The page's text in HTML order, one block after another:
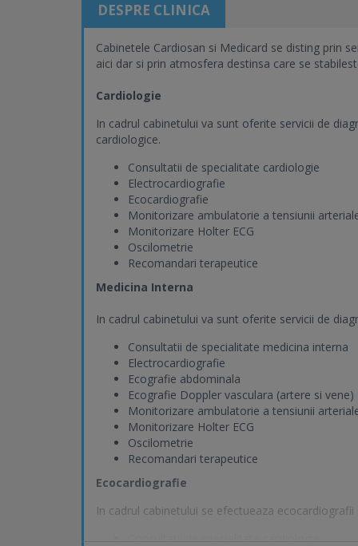
DESPRE CLINICA
Cabinetele Cardiosan si Medicard se disting prin
aici dar si prin atmosfera destinsa care se
Cardiologie
In cadrul cabinetului va sunt oferite servicii de
cardiologice.
Consultatii de specialitate cardiologie
Electrocardiografie
Ecocardiografie
Monitorizare ambulatorie a tensiunii
Monitorizare Holter ECG
Oscilometrie
Recomandari terapeutice
Medicina Interna
In cadrul cabinetului va sunt oferite servicii de
Consultatii de specialitate medicina interna
Electrocardiografie
Ecografie abdominala
Ecografie Doppler vasculara (artere si vene)
Monitorizare ambulatorie a tensiunii
Monitorizare Holter ECG
Oscilometrie
Recomandari terapeutice
Ecocardiografie
In cadrul cabinetului se efectueaza